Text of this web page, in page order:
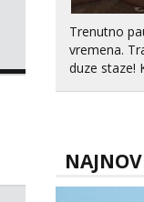
Trenutno
vremena.
duze staze! Klikni na link ispod i nadji me tamo,